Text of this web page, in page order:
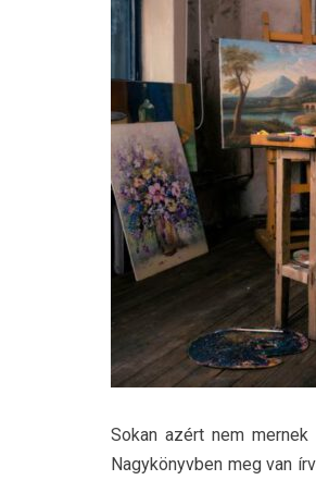
Sokan azért nem
Nagykönyvben meg van